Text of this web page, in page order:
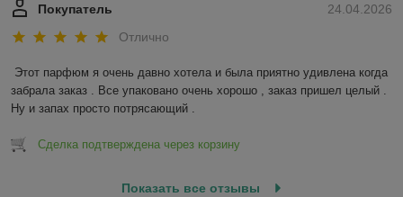
24.04.2026
Покупатель
Отлично
Этот парфюм я очень давно хотела и была приятно удивлена когда
забрала заказ . Все упаковано очень хорошо , заказ пришел целый .
Ну и запах просто потрясающий .
Сделка подтверждена через корзину
Показать все отзывы